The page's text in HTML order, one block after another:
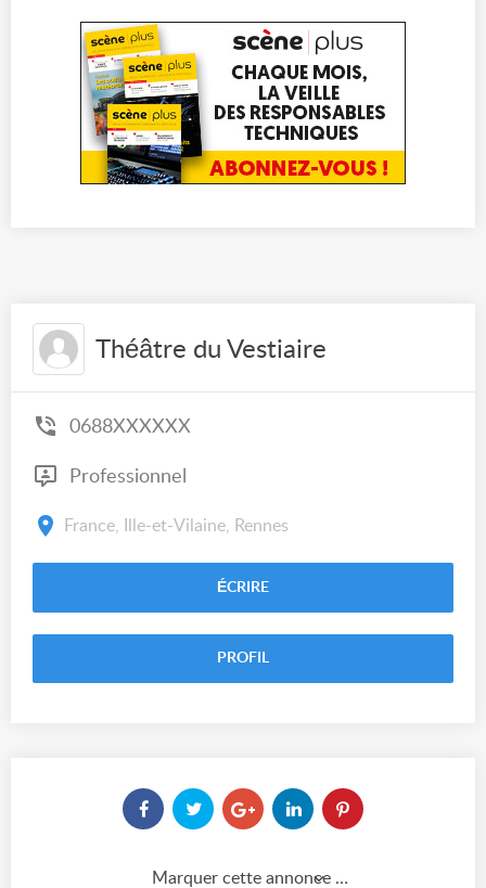
Théâtre du Vestiaire
0688XXXXXX
Professionnel
France, Ille-et-Vilaine, Rennes
ÉCRIRE
PROFIL
Marquer cette annonce comme...